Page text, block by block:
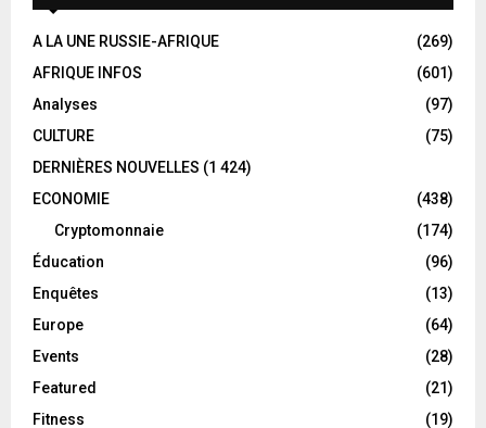
A LA UNE RUSSIE-AFRIQUE
(269)
AFRIQUE INFOS
(601)
Analyses
(97)
CULTURE
(75)
DERNIÈRES NOUVELLES (1 424)
ECONOMIE
(438)
Cryptomonnaie
(174)
Éducation
(96)
Enquêtes
(13)
Europe
(64)
Events
(28)
Featured
(21)
Fitness
(19)